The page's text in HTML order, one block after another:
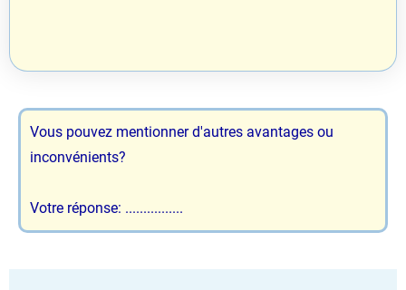
Vous pouvez mentionner d'autres avantages ou
inconvénients?
Votre réponse: ................